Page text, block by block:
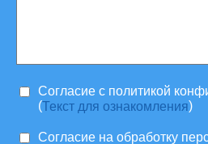
Согласие c политикой
(Текст для ознакомления)
Согласие на обработку